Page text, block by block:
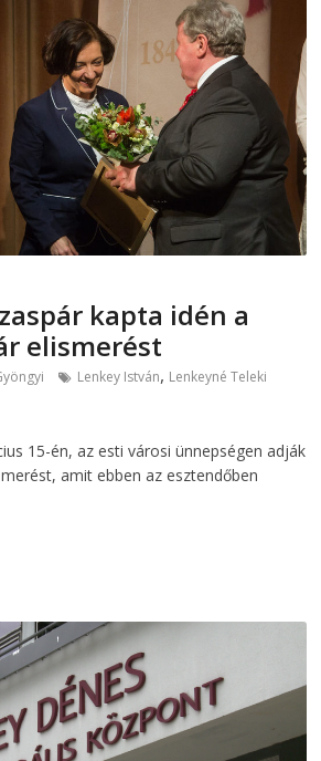
kapta idén a
elismerést
Lenkey István, Lenkeyné Teleki
15-én, az esti városi ünnepségen adják
amit ebben az esztendőben